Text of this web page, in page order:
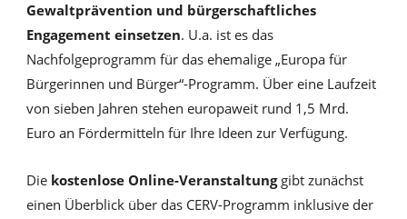
Gewaltprävention und bürgerschaftliches
Engagement einsetzen. U.a. ist es das
Nachfolgeprogramm für das ehemalige „Europa für
Bürgerinnen und Bürger“-Programm. Über eine Laufzeit
von sieben Jahren stehen europaweit rund 1,5 Mrd.
Euro an Fördermitteln für Ihre Ideen zur Verfügung.
Die kostenlose Online-Veranstaltunggibt zunächst
einen Überblick über das CERV-Programm inklusive der